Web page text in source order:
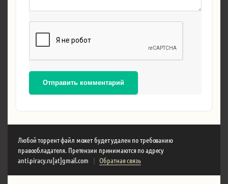
Отправить комментарий
Любой торрент файл может будет удален по требованию
правообладателя. Претензии принимаются по адресу
anti.piracy.ru[at]gmail.com
| Обратная связь